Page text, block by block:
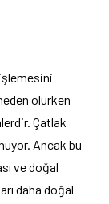
olurken
Çatlak
Ancak bu
ve doğal
daha doğal